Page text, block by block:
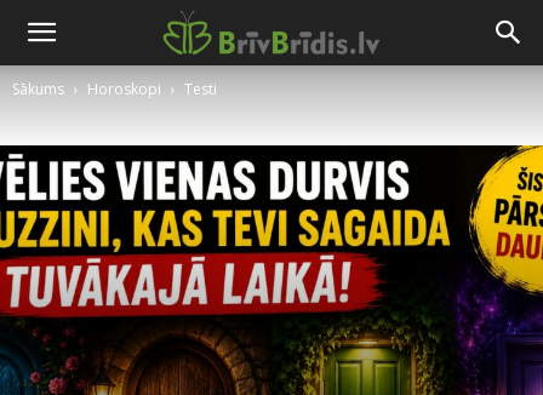
Sākums Horoskopi Testi